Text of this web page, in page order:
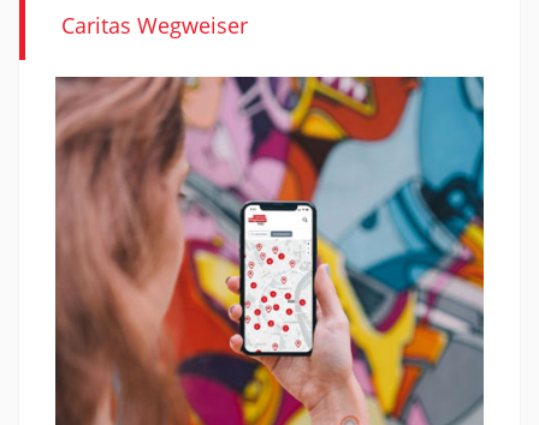
Caritas Wegweiser